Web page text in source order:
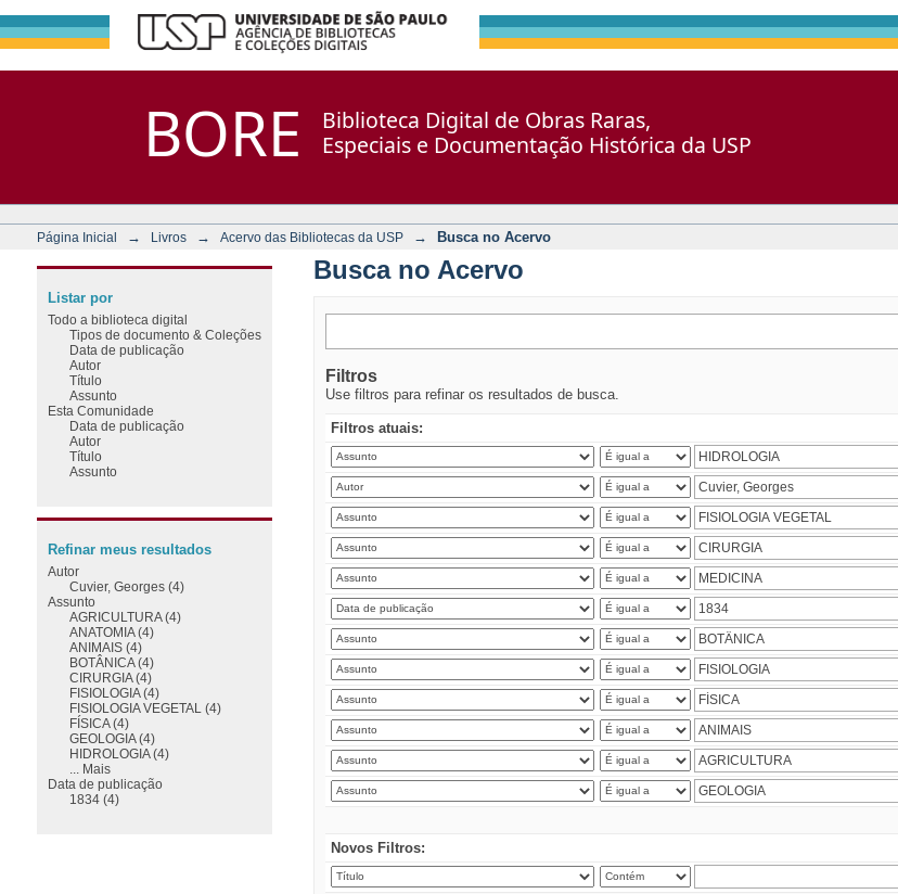
BORE
Biblioteca Digital de Obras Raras,
Especiais e Documentação Histórica da USP
Página Inicial → Livros → Acervo das Bibliotecas da USP → Busca no Acervo
Busca no Acervo
Filtros
Use filtros para refinar os resultados de busca.
Filtros atuais:
Novos Filtros:
Listar por
Todo a biblioteca digital
Tipos de documento & Coleções
Data de publicação
Autor
Título
Assunto
Esta Comunidade
Data de publicação
Autor
Título
Assunto
Refinar meus resultados
Autor
Cuvier, Georges (4)
Assunto
AGRICULTURA (4)
ANATOMIA (4)
ANIMAIS (4)
BOTÂNICA (4)
CIRURGIA (4)
FISIOLOGIA (4)
FISIOLOGIA VEGETAL (4)
FÍSICA (4)
GEOLOGIA (4)
HIDROLOGIA (4)
... Mais
Data de publicação
1834 (4)